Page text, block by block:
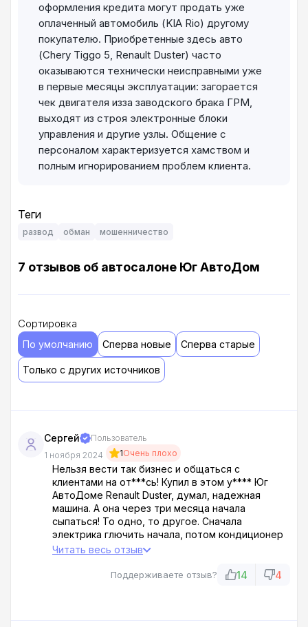
оформления кредита могут продать уже
оплаченный автомобиль (KIA Rio) другому
покупателю. Приобретенные здесь авто
(Chery Tiggo 5, Renault Duster) часто
оказываются технически неисправными уже
в первые месяцы эксплуатации: загорается
чек двигателя изза заводского брака ГРМ,
выходят из строя электронные блоки
управления и другие узлы. Общение с
персоналом характеризуется хамством и
полным игнорированием проблем клиента.
Теги
развод обман мошенничество
7 отзывов об автосалоне Юг АвтоДом
Сортировка
По умолчанию Сперва новые Сперва старые
Только с других источников
Сергей
Пользователь
1 ноября 2024
1Очень плохо
Нельзя вести так бизнес и общаться с
клиентами на от***сь! Купил в этом у**** Юг
АвтоДоме Renault Duster, думал, надежная
машина. А она через три месяца начала
сыпаться! То одно, то другое. Сначала
электрика глючить начала, потом кондиционер
сломался, а потом вообще двигатель затроил!
аварий, восстановленную из подручных
Читать весь отзыв
Поддерживаете отзыв? 14 4